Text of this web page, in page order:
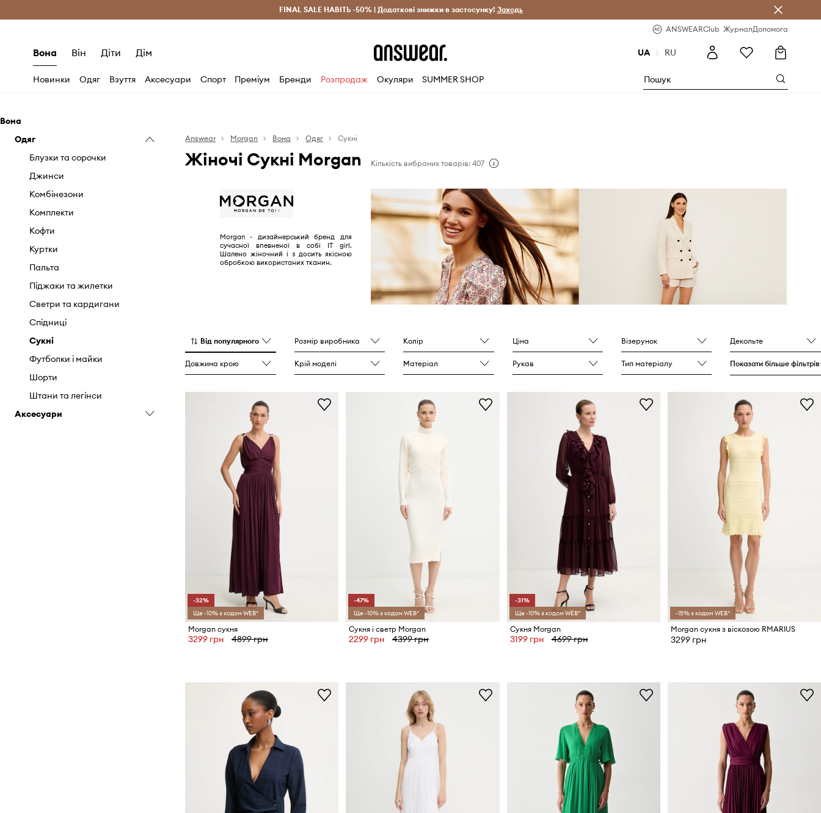
Безкоштовна доставка з ЄС (від 2800 грн) Лише оригінальні товари Заощаджуй з Answear Club
FINAL SALE НАВІТЬ -50% | Додаткові знижки в застосунку! Заходь
ANSWEARClub ЖурналДопомога
Вона Він Діти Дім UA | RU
Новинки Одяг Взуття Аксесуари Спорт Преміум Бренди Розпродаж Окуляри SUMMER SHOP
Вона
Одяг
Блузки та сорочки
Джинси
Комбінезони
Комплекти
Кофти
Куртки
Пальта
Піджаки та жилетки
Светри та кардигани
Спідниці
Сукні
Футболки і майки
Шорти
Штани та легінси
Аксесуари
Answear Morgan Вона Одяг Сукні
Жіночі Сукні Morgan Кількість вибраних товарів: 407
Morgan - дизайнерський бренд для
сучасної впевненої в собі IT girl.
Шалено жіночний і з досить якісною
обробкою використаних тканин.
Від популярного Розмір виробника Колір Ціна Візерунок Декольте
Довжина крою Крій моделі Матеріал Рукав Тип матеріалу Показати більше фільтрів
-32%
Ще -10% з кодом WEB*
Morgan сукня
3299 грн 4899 грн
-47%
Ще -10% з кодом WEB*
Сукня і светр Morgan
2299 грн 4399 грн
-31%
Ще -10% з кодом WEB*
Сукня Morgan
3199 грн 4699 грн
-15% з кодом WEB*
Morgan сукня з віскозою RMARIUS
3299 грн